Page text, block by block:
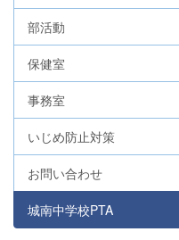
部活動
保健室
事務室
いじめ防止対策
お問い合わせ
城南中学校PTA